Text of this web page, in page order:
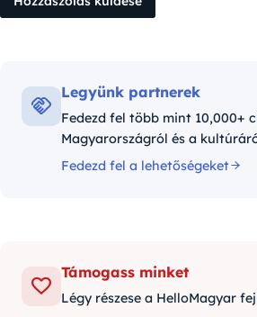
Legyünk partnerek
Fedezd fel több mint 10,000+
Magyarországról és a
Fedezd fel a lehetőségeket
Támogass minket
Légy részese a HelloMagyar